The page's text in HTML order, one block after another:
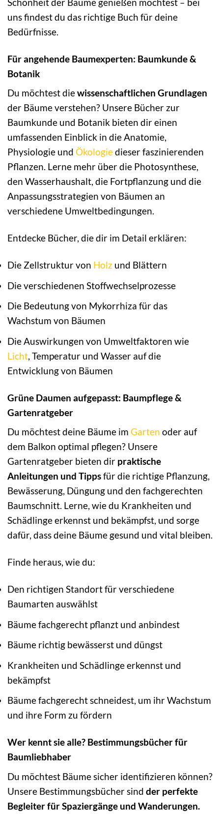
uns findest du das richtige Buch für deine
Bedürfnisse.
Für angehende Baumexperten: Baumkunde &
Botanik
Du möchtest diewissenschaftlichen Grundlagen
der Bäume verstehen? Unsere Bücher zur
Baumkunde und Botanik bieten dir einen
umfassenden Einblick in die Anatomie,
Physiologie und Ökologiedieser faszinierenden
Pflanzen. Lerne mehr über die Photosynthese,
den Wasserhaushalt, die Fortpflanzung und die
Anpassungsstrategien von Bäumen an
verschiedene Umweltbedingungen.
Entdecke Bücher, die dir im Detail erklären:
Die Zellstruktur von Holz und Blättern
Die verschiedenen Stoffwechselprozesse
Die Bedeutung von Mykorrhiza für das
Wachstum von Bäumen
Die Auswirkungen von Umweltfaktoren wie
Licht , Temperatur und Wasser auf die
Entwicklung von Bäumen
Grüne Daumen aufgepasst: Baumpflege &
Gartenratgeber
Du möchtest deine Bäume im Garten oder auf
dem Balkon optimal pflegen? Unsere
Gartenratgeber bieten dir praktische
Anleitungen und Tippsfür die richtige Pflanzung,
Bewässerung, Düngung und den fachgerechten
Baumschnitt. Lerne, wie du Krankheiten und
Schädlinge erkennst und bekämpfst, und sorge
dafür, dass deine Bäume gesund und vital bleiben.
Finde heraus, wie du:
Den richtigen Standort für verschiedene
Baumarten auswählst
Bäume fachgerecht pflanzt und anbindest
Bäume richtig bewässerst und düngst
Krankheiten und Schädlinge erkennst und
bekämpfst
Bäume fachgerecht schneidest, um ihr Wachstum
und ihre Form zu fördern
Wer kennt sie alle? Bestimmungsbücher für
Baumliebhaber
Du möchtest Bäume sicher identifizieren können?
Unsere Bestimmungsbücher sind der perfekte
Begleiter für Spaziergänge und Wanderungen.